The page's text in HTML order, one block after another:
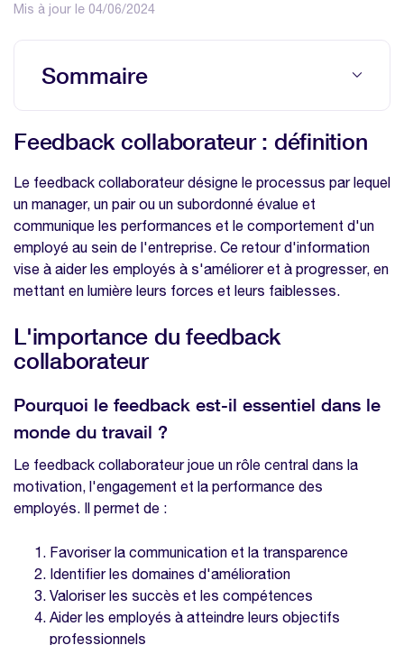
Mis à jour le 04/06/2024
Sommaire
L'importance du feedback collaborateur
Pourquoi le feedback est-il essentiel dans
le monde du travail ?
Recueillez les retours d'expériences de
vos collaborateurs grâce à notre rapport
d'étonnement gratuit
collaborateur ?
La personnalisation du modèle : une
Comment personnaliser un modèle de
feedback collaborateur ?
Recueillez les retours d'expériences de
vos collaborateurs grâce à notre rapport
d'étonnement gratuit
?
1. Créez un environnement propice au
feedback
Feedback collaborateur : définition
Le feedback collaborateur désigne le processus par lequel
un manager, un pair ou un subordonné évalue et
communique les performances et le comportement d'un
employé au sein de l'entreprise. Ce retour d'information
vise à aider les employés à s'améliorer et à progresser, en
mettant en lumière leurs forces et leurs faiblesses.
L'importance du feedback
collaborateur
Pourquoi le feedback est-il essentiel dans le
monde du travail ?
Le feedback collaborateur joue un rôle central dans la
motivation, l'engagement et la performance des
employés. Il permet de :
Favoriser la communication et la transparence
Identifier les domaines d'amélioration
Valoriser les succès et les compétences
Aider les employés à atteindre leurs objectifs
professionnels